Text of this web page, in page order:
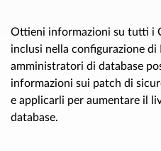
Ottieni informazioni su tutti i
inclusi nella configurazione di
amministratori di database
informazioni sui patch di
e applicarli per aumentare il
database.